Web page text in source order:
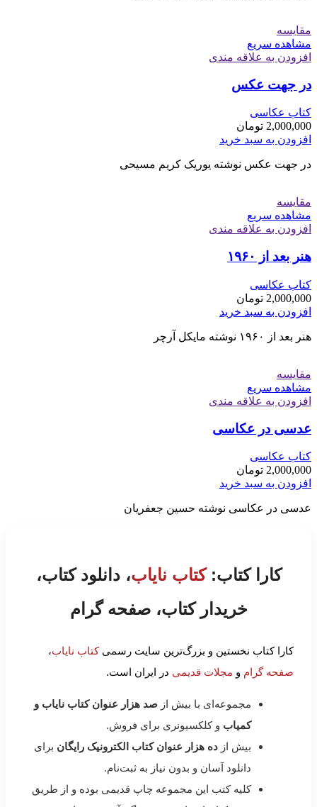
مقایسه
مشاهده سریع
افزودن به علاقه مندی
در جهت عکس
کتاب عکاسی
2,000,000 تومان
افزودن به سبد خرید
در جهت عکس نوشته یوریک کریم مسیحی
مقایسه
مشاهده سریع
افزودن به علاقه مندی
هنر بعد از ۱۹۶۰
کتاب عکاسی
2,000,000 تومان
افزودن به سبد خرید
هنر بعد از ۱۹۶۰ نوشته مایکل آرچر
مقایسه
مشاهده سریع
افزودن به علاقه مندی
عدسی در عکاسی
کتاب عکاسی
2,000,000 تومان
افزودن به سبد خرید
عدسی در عکاسی نوشته حسین جعفریان
کارا کتاب:کتاب نایاب، دانلود کتاب،
خریدار کتاب، صفحه گرام
کارا کتاب نخستین و بزرگ‌ترین سایت رسمیکتاب نایاب،
صفحه گرام و مجلات قدیمی در ایران است.
مجموعه‌ای با بیش از صد هزار عنوان کتاب نایاب و
کمیاب و کلکسیونری برای فروش.
بیش از ده هزار عنوان کتاب الکترونیک رایگان برای
دانلود آسان و بدون نیاز به ثبت‌نام.
کلیه کتب این مجموعه چاپ قدیمی بوده و از طریق